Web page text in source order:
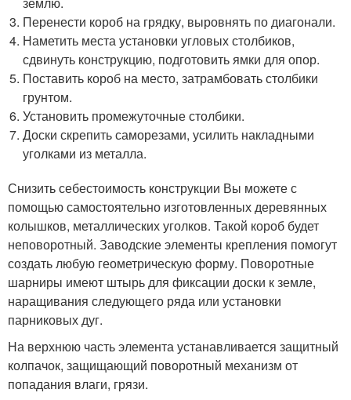
Перенести короб на грядку, выровнять по диагонали.
Наметить места установки угловых столбиков,
сдвинуть конструкцию, подготовить ямки для опор.
Поставить короб на место, затрамбовать столбики
грунтом.
Установить промежуточные столбики.
Доски скрепить саморезами, усилить накладными
уголками из металла.
Снизить себестоимость конструкции Вы можете с
помощью самостоятельно изготовленных деревянных
колышков, металлических уголков. Такой короб будет
неповоротный. Заводские элементы крепления помогут
создать любую геометрическую форму. Поворотные
шарниры имеют штырь для фиксации доски к земле,
наращивания следующего ряда или установки
парниковых дуг.
На верхнюю часть элемента устанавливается защитный
колпачок, защищающий поворотный механизм от
попадания влаги, грязи.